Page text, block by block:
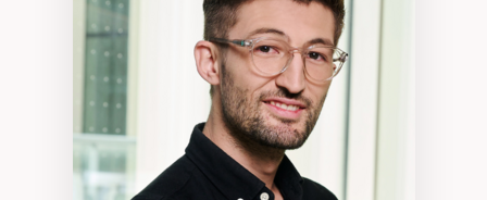
mentale
Développement de protocoles d'essais
cliniques
Collaboration interfonctionnelle
Leadership en recherche clinique
Développement de cadres politiques
Collaboration avec des entreprises
pharmaceutiques
Rédaction de publications et de rapports
politiques
Enseignement et mentorat